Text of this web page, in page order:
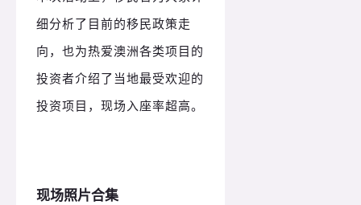
细分析了目前的移民政策走
向，也为热爱澳洲各类项目的
投资者介绍了当地最受欢迎的
投资项目，现场入座率超高。
现场照片合集